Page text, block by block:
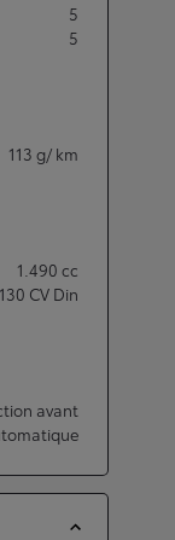
5
5
113 g/ km
1.490 cc
130 CV Din
avant